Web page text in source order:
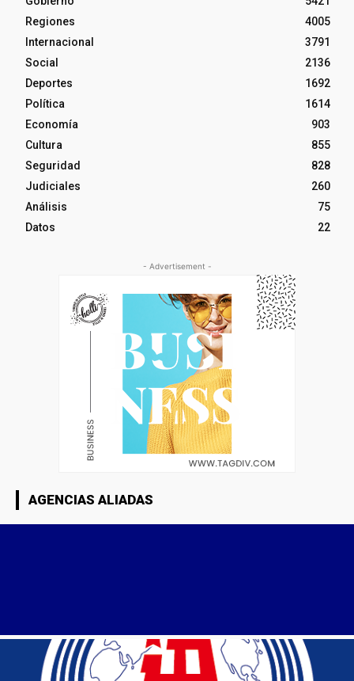
Regiones
4005
Internacional
3791
Social
2136
Deportes
1692
Política
1614
Economía
903
Cultura
855
Seguridad
828
Judiciales
260
Análisis
75
Datos
22
- Advertisement -
AGENCIAS ALIADAS